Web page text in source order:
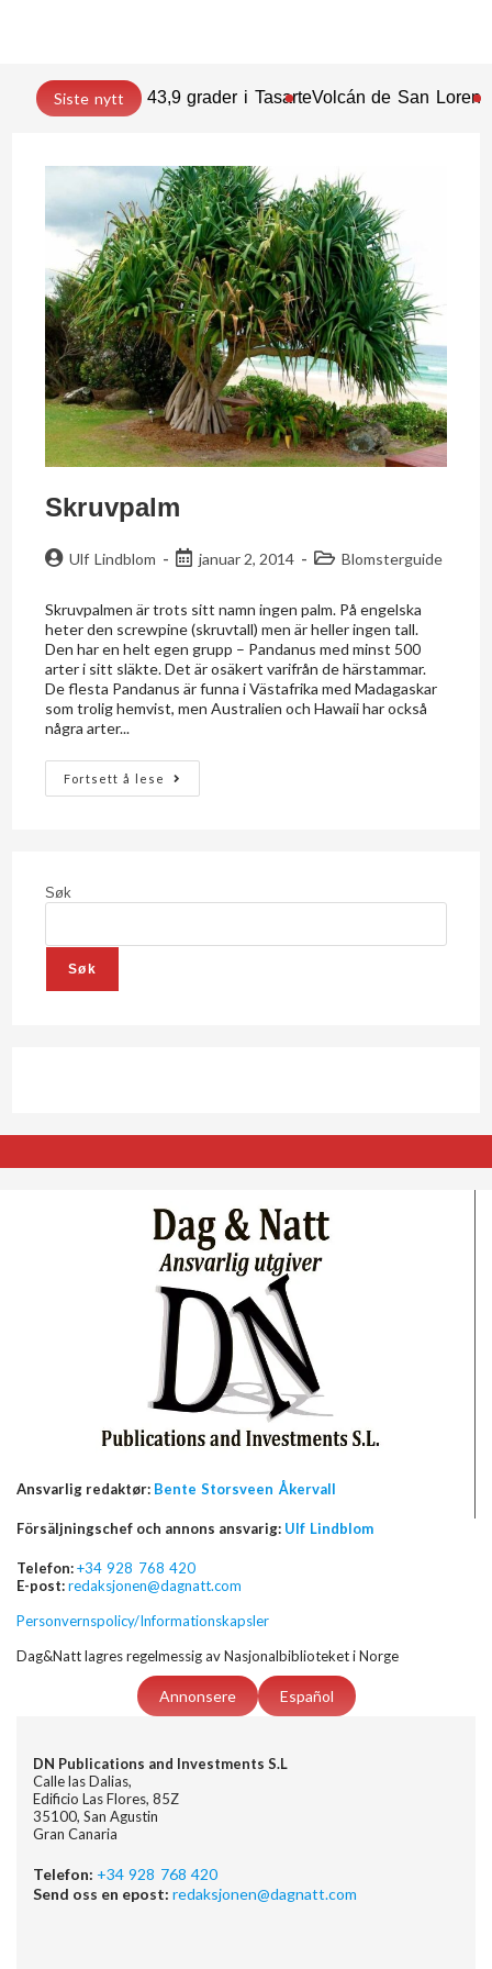
Siste nytt 43,9 grader i TasarteVolcán de San
Skruvpalm
Ulf Lindblom januar 2, 2014 Blomsterguide
Skruvpalmen är trots sitt namn ingen palm. På engelska
heter den screwpine (skruvtall) men är heller ingen tall.
Den har en helt egen grupp – Pandanus med minst 500
arter i sitt släkte. Det är osäkert varifrån de härstammar.
De flesta Pandanus är funna i Västafrika med Madagaskar
som trolig hemvist, men Australien och Hawaii har också
några arter...
Fortsett å lese
Søk
Søk
Ansvarlig redaktør: Bente Storsveen Åkervall
Försäljningschef och annons ansvarig: Ulf Lindblom
Telefon:+34 928 768 420
E-post:redaksjonen@dagnatt.com
Personvernspolicy/Informationskapsler
Dag&Natt lagres regelmessig av Nasjonalbiblioteket i Norge
Annonsere Español
DN Publications and Investments S.L
Calle las Dalias,
Edificio Las Flores, 85Z
35100, San Agustin
Gran Canaria
Telefon: +34 928 768 420
Send oss en epost: redaksjonen@dagnatt.com